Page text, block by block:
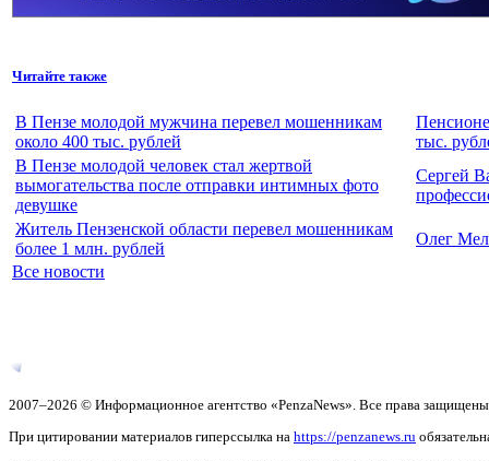
Читайте также
В Пензе молодой мужчина перевел мошенникам
около 400 тыс. рублей
тыс.
В Пензе молодой человек стал жертвой
вымогательства после отправки интимных фото
девушке
Сергей
Житель Пензенской области перевел мошенникам
более 1 млн. рублей
Олег
Все новости
2007–2026 © Информационное агентство «PenzaNews». Все права
При цитировании материалов гиперссылка на https://penzanews.ru